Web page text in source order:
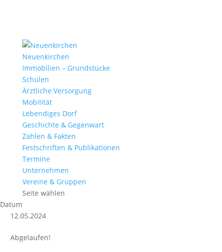
Neuenkirchen
Immobilien – Grundstücke
Schulen
Ärztliche Versorgung
Mobilität
Lebendiges Dorf
Geschichte & Gegenwart
Zahlen & Fakten
Festschriften & Publikationen
Termine
Unternehmen
Vereine & Gruppen
Seite wählen
Datum
12.05.2024
Abgelaufen!